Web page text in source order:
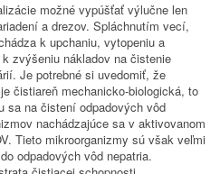
možné vypúšťať výlučne len
a drezov. Spláchnutím vecí,
k upchaniu, vytopeniu a
zvýšeniu nákladov na čistenie
Je potrebné si uvedomiť, že
čistiareň mechanicko-biologická, to
sa na čistení odpadových vôd
nachádzajúce sa v aktivovanom
Tieto mikroorganizmy sú však veľmi
odpadových vôd nepatria.